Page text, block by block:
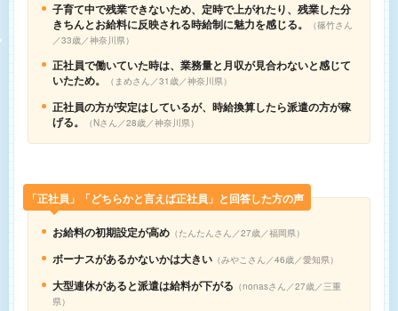
子育て中で残業できないため、定時で上がれたり、残業した分
きちんとお給料に反映される時給制に魅力を感じる。
篠竹さん
／33歳／神奈川県
正社員で働いていた時は、業務量と月収が見合わないと感じて
いたため。
まめさん／31歳／神奈川県
正社員の方が安定はしているが、時給換算したら派遣の方が稼
げる。
Nさん／28歳／神奈川県
「正社員」「どちらかと言えば正社員」と回答した方の声
お給料の初期設定が高め たんたんさん／27歳／福岡県
ボーナスがあるかないかは大きい みやこさん／46歳／愛知県
大型連休があると派遣は給料が下がる
nonasさん／27歳／三重
県